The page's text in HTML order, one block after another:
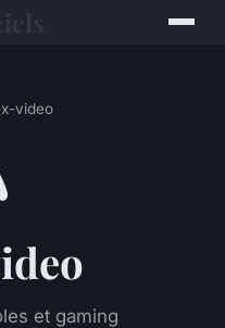
video
et gaming